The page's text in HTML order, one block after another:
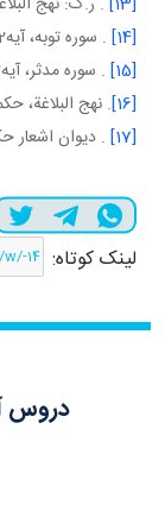
[14]
. سوره توبه، آيه122.
[15]
. سوره مدثر، آيه2.
[16]
. نهج البلاغة،
[17]
. ديوان اشعار
لینک کوتاه:
دروس